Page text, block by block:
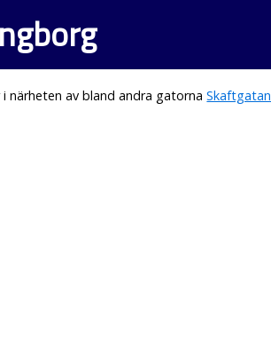
närheten av bland andra gatornaSkaftgatan